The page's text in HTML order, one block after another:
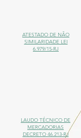
ATESTADO DE NÃO
SIMILARIDADE LEI
6.979/15-RJ
LAUDO TÉCNICO DE
MERCADORIAS
DECRETO 46.213-RJ